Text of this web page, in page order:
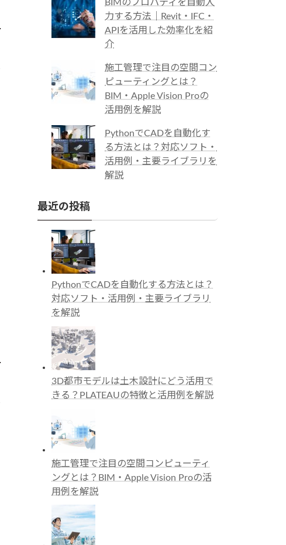
BIMのプロパティを自動入
力する方法｜Revit・IFC・
APIを活用した効率化を紹
介
施工管理で注目の空間コン
ピューティングとは？
BIM・Apple Vision Proの
活用例を解説
PythonでCADを自動化す
る方法とは？対応ソフト・
活用例・主要ライブラリを
解説
最近の投稿
PythonでCADを自動化する方法とは？
対応ソフト・活用例・主要ライブラリ
を解説
3D都市モデルは土木設計にどう活用で
きる？PLATEAUの特徴と活用例を解説
施工管理で注目の空間コンピューティ
ングとは？BIM・Apple Vision Proの活
用例を解説